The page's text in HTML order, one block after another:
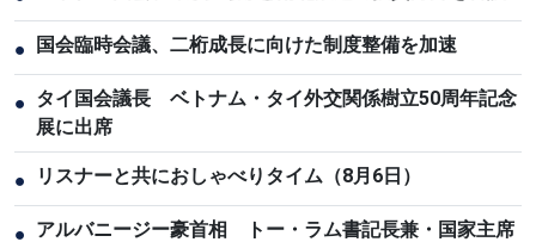
● 国会臨時会議、二桁成長に向けた制度整備を加速
● タイ国会議長 ベトナム・タイ外交関係樹立50周年記念
展に出席
● リスナーと共におしゃべりタイム（8月6日）
● アルバニージー豪首相 トー・ラム書記長兼・国家主席